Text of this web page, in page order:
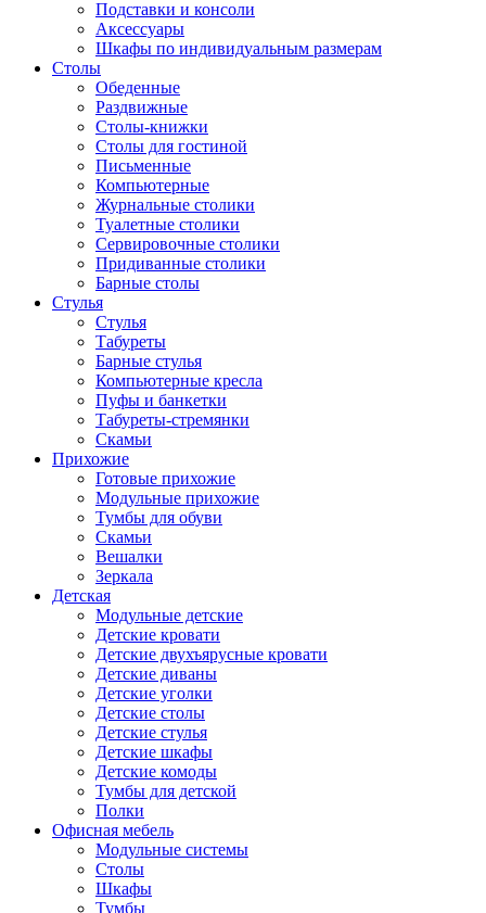
Подставки и консоли
Аксессуары
Шкафы по индивидуальным размерам
Столы
Обеденные
Раздвижные
Столы-книжки
Столы для гостиной
Письменные
Компьютерные
Журнальные столики
Туалетные столики
Сервировочные столики
Придиванные столики
Барные столы
Стулья
Стулья
Табуреты
Барные стулья
Компьютерные кресла
Пуфы и банкетки
Табуреты-стремянки
Скамьи
Прихожие
Готовые прихожие
Модульные прихожие
Тумбы для обуви
Скамьи
Вешалки
Зеркала
Детская
Модульные детские
Детские кровати
Детские двухъярусные кровати
Детские диваны
Детские уголки
Детские столы
Детские стулья
Детские шкафы
Детские комоды
Тумбы для детской
Полки
Офисная мебель
Модульные системы
Столы
Шкафы
Тумбы